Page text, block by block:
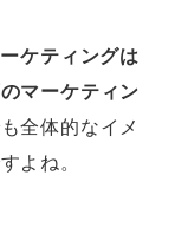
ケティングは
マーケティン
全体的なイメ
よね。